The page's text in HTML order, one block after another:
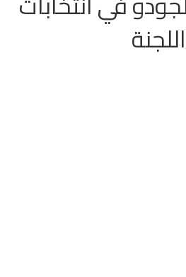
اللجنة